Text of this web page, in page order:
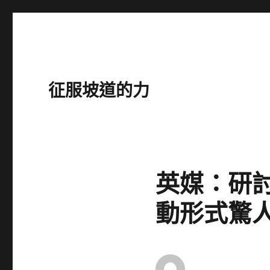
征服坡道的力
英媒：研
動形式驚